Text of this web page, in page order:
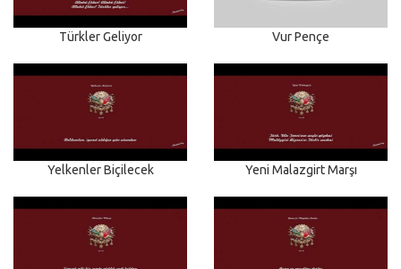
Türkler Geliyor Vur Pençe
Yelkenler Biçilecek Yeni Malazgirt Marşı